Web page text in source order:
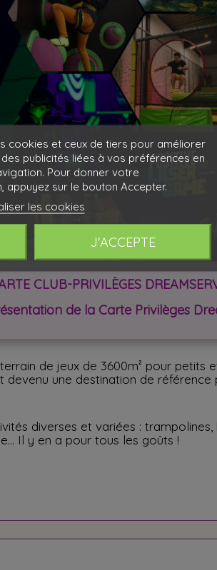
CLUB-PRIVILÈGES
de la Carte Privilèges
de jeux de 3600m² pour petits
une destination de
diverses et variées :
Il y en a pour tous les goûts !
cookies et ceux de tiers pour améliorer
publicités liées à vos préférences en
Pour donner votre
appuyez sur le bouton Accepter.
les cookies
J'ACCEPTE